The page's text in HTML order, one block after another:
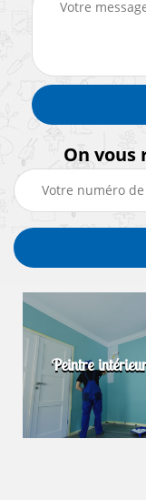
On
Peintre